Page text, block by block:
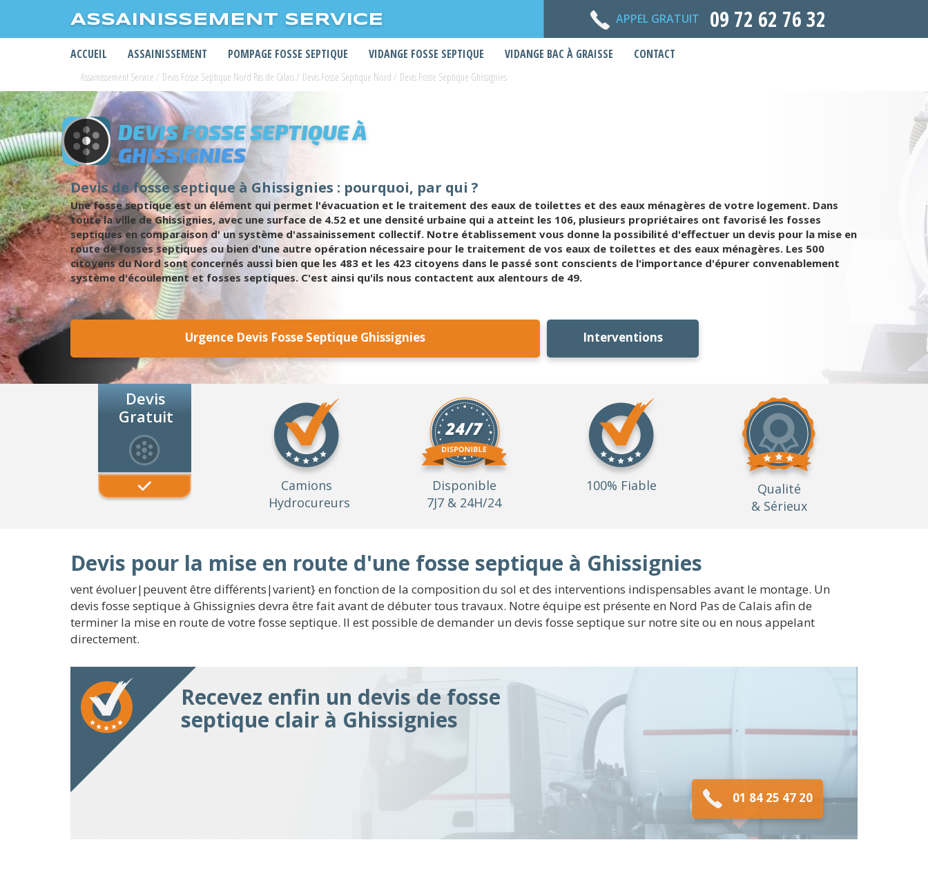
ASSAINISSEMENT SERVICE APPEL GRATUIT 09 72 62 76 32
ACCUEIL ASSAINISSEMENT POMPAGE FOSSE SEPTIQUE VIDANGE FOSSE SEPTIQUE VIDANGE BAC À GRAISSE CONTACT
Assainissement Service / Devis Fosse Septique Nord Pas de Calais/ Devis Fosse Septique Nord / Devis Fosse Septique Ghissignies
DEVIS FOSSE SEPTIQUE À
GHISSIGNIES
Devis de fosse septique à Ghissignies : pourquoi, par qui ?
Une fosse septique est un élément qui permet l'évacuation et le traitement des eaux de toilettes et des eaux ménagères de votre logement. Dans
toute la ville de Ghissignies, avec une surface de 4.52 et une densité urbaine qui a atteint les 106, plusieurs propriétaires ont favorisé les fosses
septiques en comparaison d' un système d'assainissement collectif. Notre établissement vous donne la possibilité d'effectuer un devis pour la mise en
route de fosses septiques ou bien d'une autre opération nécessaire pour le traitement de vos eaux de toilettes et des eaux ménagères. Les 500
citoyens du Nord sont concernés aussi bien que les 483 et les 423 citoyens dans le passé sont conscients de l'importance d'épurer convenablement
système d'écoulement et fosses septiques. C'est ainsi qu'ils nous contactent aux alentours de 49.
Urgence Devis Fosse Septique Ghissignies Interventions
Devis
Gratuit
Camions
Hydrocureurs
Disponible
7J7 & 24H/24
100% Fiable
Qualité
& Sérieux
Devis pour la mise en route d'une fosse septique à Ghissignies
vent évoluer|peuvent être différents|varient} en fonction de la composition du sol et des interventions indispensables avant le montage. Un
devis fosse septique à Ghissignies devra être fait avant de débuter tous travaux. Notre équipe est présente en Nord Pas de Calais afin de
terminer la mise en route de votre fosse septique. Il est possible de demander un devis fosse septique sur notre site ou en nous appelant
directement.
Recevez enfin un devis de fosse
septique clair à Ghissignies
01 84 25 47 20